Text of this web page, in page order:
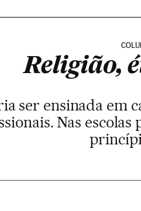
Religião,
ser ensinada em
Nas